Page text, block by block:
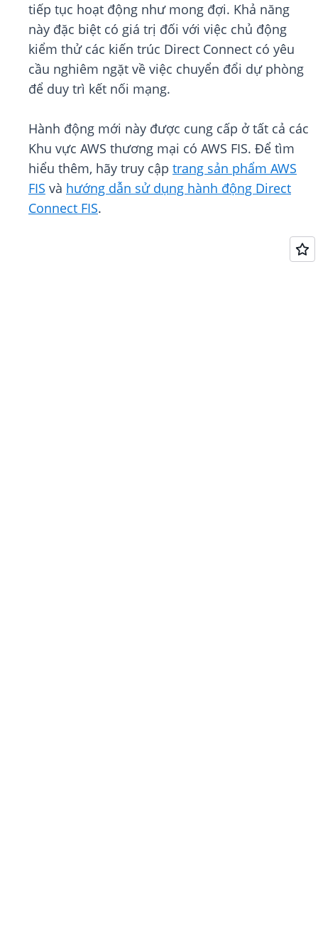
tiếp tục hoạt động như mong đợi. Khả năng
này đặc biệt có giá trị đối với việc chủ động
kiểm thử các kiến trúc Direct Connect có yêu
cầu nghiêm ngặt về việc chuyển đổi dự phòng
để duy trì kết nối mạng.
Hành động mới này được cung cấp ở tất cả các
Khu vực AWS thương mại có AWS FIS. Để tìm
hiểu thêm, hãy truy cập trang sản phẩm AWS
FIS và hướng dẫn sử dụng hành động Direct
Connect FIS.